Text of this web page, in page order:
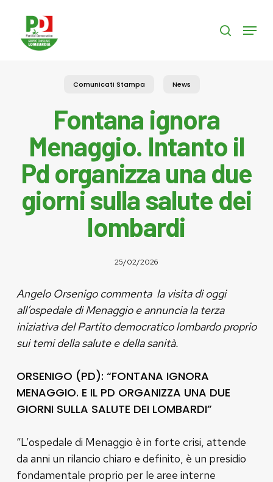
content
search
Menu
Comunicati Stampa News
Fontana ignora
Menaggio. Intanto il
Pd organizza una due
giorni sulla salute dei
lombardi
25/02/2026
Angelo Orsenigo commenta la visita di oggi
all’ospedale di Menaggio e annuncia la terza
iniziativa del Partito democratico lombardo proprio
sui temi della salute e della sanità.
ORSENIGO (PD): “FONTANA IGNORA
MENAGGIO. E IL PD ORGANIZZA UNA DUE
GIORNI SULLA SALUTE DEI LOMBARDI”
“L’ospedale di Menaggio è in forte crisi, attende
da anni un rilancio chiaro e definito, è un presidio
fondamentale proprio per le aree interne